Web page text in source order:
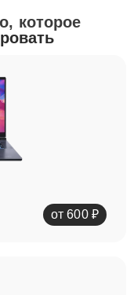
которое
от 600 ₽